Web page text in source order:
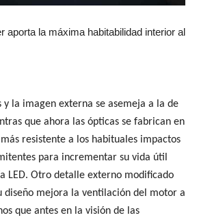
aporta la máxima habitabilidad interior al
y la imagen externa se asemeja a la de
que ahora las ópticas se fabrican en
resistente a los habituales impactos
para incrementar su vida útil
LED. Otro detalle externo modificado
diseño mejora la ventilación del motor a
que antes en la visión de las